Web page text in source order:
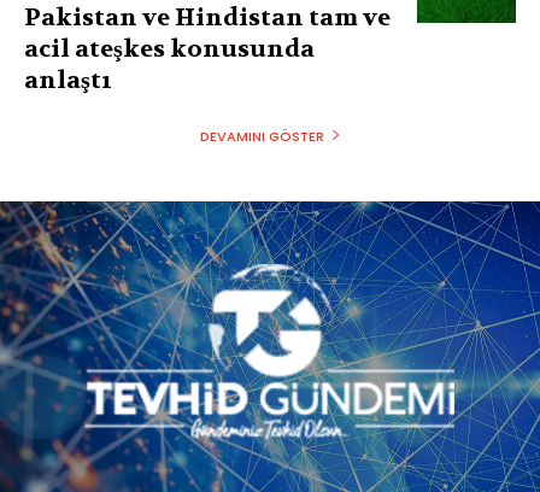
Pakistan ve Hindistan tam ve
acil ateşkes konusunda
anlaştı
DEVAMINI GÖSTER